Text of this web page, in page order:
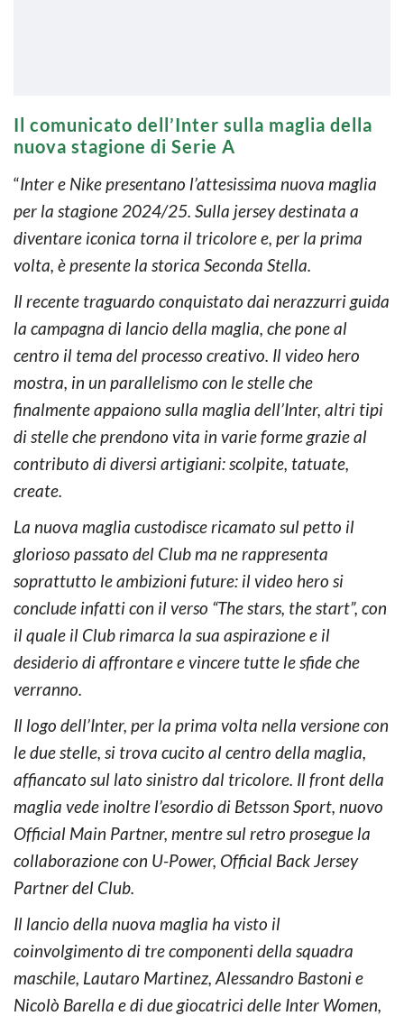
Il comunicato dell’Inter sulla maglia della
nuova stagione di Serie A
“Inter e Nike presentano l’attesissima nuova maglia
per la stagione 2024/25. Sulla jersey destinata a
diventare iconica torna il tricolore e, per la prima
volta, è presente la storica Seconda Stella.
Il recente traguardo conquistato dai nerazzurri guida
la campagna di lancio della maglia, che pone al
centro il tema del processo creativo. Il video hero
mostra, in un parallelismo con le stelle che
finalmente appaiono sulla maglia dell’Inter, altri tipi
di stelle che prendono vita in varie forme grazie al
contributo di diversi artigiani: scolpite, tatuate,
create.
La nuova maglia custodisce ricamato sul petto il
glorioso passato del Club ma ne rappresenta
soprattutto le ambizioni future: il video hero si
conclude infatti con il verso “The stars, the start”, con
il quale il Club rimarca la sua aspirazione e il
desiderio di affrontare e vincere tutte le sfide che
verranno.
Il logo dell’Inter, per la prima volta nella versione con
le due stelle, si trova cucito al centro della maglia,
affiancato sul lato sinistro dal tricolore. Il front della
maglia vede inoltre l’esordio di Betsson Sport, nuovo
Official Main Partner, mentre sul retro prosegue la
collaborazione con U-Power, Official Back Jersey
Partner del Club.
Il lancio della nuova maglia ha visto il
coinvolgimento di tre componenti della squadra
maschile, Lautaro Martinez, Alessandro Bastoni e
Nicolò Barella e di due giocatrici delle Inter Women,